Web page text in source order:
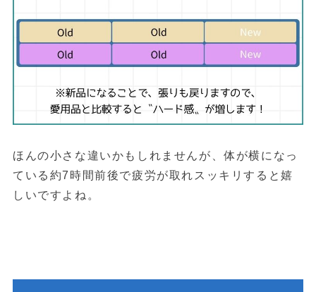
ほんの小さな違いかもしれませんが、体が横になっ
ている約7時間前後で疲労が取れスッキリすると嬉
しいですよね。